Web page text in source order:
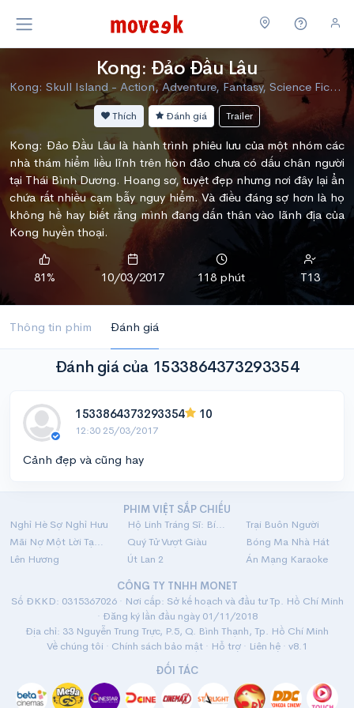
Kong: Đảo Đầu Lâu
Kong: Skull Island - Action, Adventure, Fantasy, Science Fiction
Thích Đánh giá Trailer
Kong: Đảo Đầu Lâu là hành trình phiêu lưu của một nhóm các
nhà thám hiểm liều lĩnh trên hòn đảo chưa có dấu chân người
tại Thái Bình Dương. Hoang sơ, tuyệt đẹp nhưng nơi đây lại ẩn
chứa rất nhiều cạm bẫy nguy hiểm. Và điều đáng sợ hơn là họ
không hề hay biết rằng mình đang dấn thân vào lãnh địa của
Kong huyền thoại.
81% 10/03/2017 118 phút T13
Thông tin phim Đánh giá
Đánh giá của 1533864373293354
1533864373293354 10
12:30 25/03/2017
Cảnh đẹp và cũng hay
PHIM VIỆT SẮP CHIẾU
Nghỉ Hè Sợ Nghỉ Hưu
Hộ Linh Tráng Sĩ: Bí Ẩn Mộ Vua Đinh
Trại Buôn Người
Mãi Nợ Một Lời Tạm Biệt
Quý Tử Vượt Giàu
Bóng Ma Nhà Hát
Lên Hương
Út Lan 2
Án Mạng Karaoke
CÔNG TY TNHH MONET
Số ĐKKD: 0315367026 · Nơi cấp: Sở kế hoạch và đầu tư Tp. Hồ Chí Minh
· Đăng ký lần đầu ngày 01/11/2018
Địa chỉ: 33 Nguyễn Trung Trực, P.5, Q. Bình Thạnh, Tp. Hồ Chí Minh
Về chúng tôi · Chính sách bảo mật · Hỗ trợ · Liên hệ · v8.1
ĐỐI TÁC